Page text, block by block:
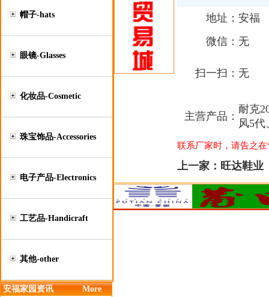
帽子-hats
眼镜-Glasses
化妆品-Cosmetic
珠宝饰品-Accessories
电子产品-Electronics
工艺品-Handicraft
其他-other
安福家园资讯 More
地址： 安福
微信： 无
扫一扫： 无
主营产品：
耐克
风5代
联系厂家时，请告之
上一家： 旺达鞋业